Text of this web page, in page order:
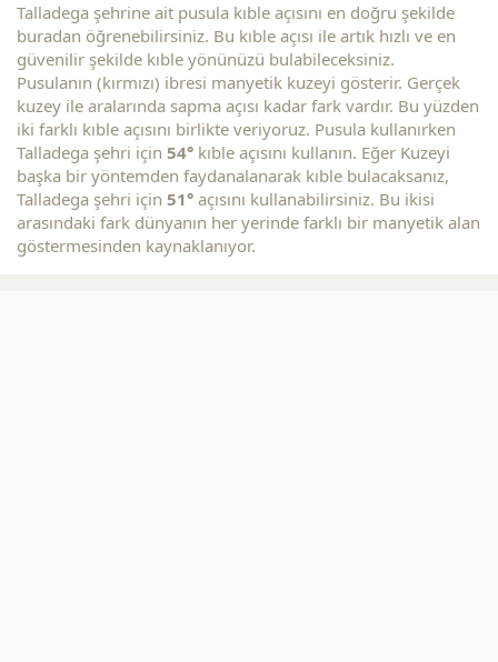
Talladega şehrine ait pusula kıble açısını en doğru şekilde
buradan öğrenebilirsiniz. Bu kıble açısı ile artık hızlı ve en
güvenilir şekilde kıble yönünüzü bulabileceksiniz.
Pusulanın (kırmızı) ibresi manyetik kuzeyi gösterir. Gerçek
kuzey ile aralarında sapma açısı kadar fark vardır. Bu yüzden
iki farklı kıble açısını birlikte veriyoruz. Pusula kullanırken
Talladega şehri için 54° kıble açısını kullanın. Eğer Kuzeyi
başka bir yöntemden faydanalanarak kıble bulacaksanız,
Talladega şehri için 51° açısını kullanabilirsiniz. Bu ikisi
arasındaki fark dünyanın her yerinde farklı bir manyetik alan
göstermesinden kaynaklanıyor.